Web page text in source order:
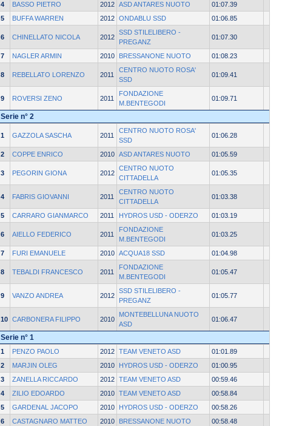
4 BASSO PIETRO 2012 ASD ANTARES NUOTO
01:07.39
5
BUFFA WARREN 2012 ONDABLU SSD 01:06.85
6 CHINELLATO NICOLA 2012
SSD STILELIBERO -
PREGANZ
01:07.30
7 NAGLER ARMIN 2010 BRESSANONE NUOTO 01:08.23
8 REBELLATO LORENZO 2011
CENTRO NUOTO ROSA'
SSD
01:09.41
9 ROVERSI ZENO 2011
FONDAZIONE
M.BENTEGODI
01:09.71
Serie n° 2
1 GAZZOLA SASCHA 2011
CENTRO NUOTO ROSA'
SSD
01:06.28
2 COPPE ENRICO 2010 ASD ANTARES NUOTO 01:05.59
3 PEGORIN GIONA 2012
CENTRO NUOTO
CITTADELLA
01:05.35
4 FABRIS GIOVANNI 2011
CENTRO NUOTO
CITTADELLA
01:03.38
5 CARRARO GIANMARCO 2011 HYDROS USD - ODERZO 01:03.19
6 AIELLO FEDERICO 2011
FONDAZIONE
M.BENTEGODI
01:03.25
7 FURI EMANUELE 2010 ACQUA18 SSD 01:04.98
8 TEBALDI FRANCESCO 2011
FONDAZIONE
M.BENTEGODI
01:05.47
9 VANZO ANDREA 2012
SSD STILELIBERO -
PREGANZ
01:05.77
10 CARBONERA FILIPPO 2010
MONTEBELLUNA NUOTO
ASD
01:06.47
Serie n° 1
1 PENZO PAOLO 2012 TEAM VENETO ASD
01:01.89
2
MARJIN OLEG 2010 HYDROS USD - ODERZO
01:00.95
3
ZANELLA RICCARDO 2012 TEAM VENETO ASD
00:59.46
4
ZILIO EDOARDO 2010 TEAM VENETO ASD
00:58.84
5
GARDENAL JACOPO 2010 HYDROS USD - ODERZO
00:58.26
6
CASTAGNARO MATTEO 2010 BRESSANONE NUOTO 00:58.48